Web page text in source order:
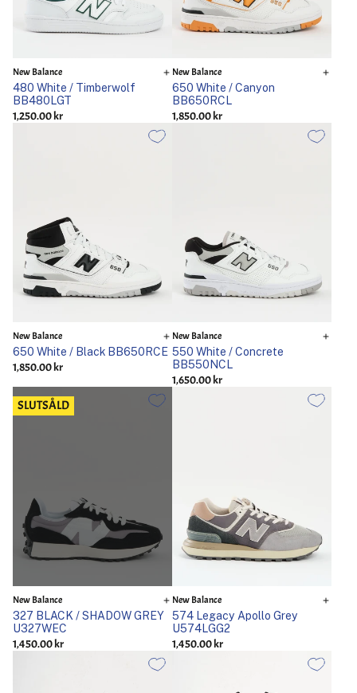
New Balance
480 White / Timberwolf
BB480LGT
1,250.00 kr
New Balance
650 White / Canyon
BB650RCL
1,850.00 kr
New Balance
650 White / Black BB650RCE
1,850.00 kr
New Balance
550 White / Concrete
BB550NCL
1,650.00 kr
SLUTSÅLD
New Balance
327 BLACK / SHADOW GREY
U327WEC
1,450.00 kr
New Balance
574 Legacy Apollo Grey
U574LGG2
1,450.00 kr